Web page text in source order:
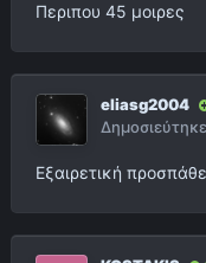
Περιπου 45 μοιρες
eliasg2004
Δημοσιεύτηκε
Εξαιρετική